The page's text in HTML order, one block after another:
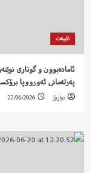
تایبەت
ئامادەبوون و گوتاری
پەرلەمانی ئەورووپا
دواڕۆژ 22/06/2026